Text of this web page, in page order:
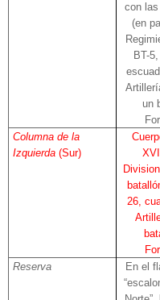
con
(en
BT-
un
Columna de la
Izquierda(Sur)
26,
Reserva
En el